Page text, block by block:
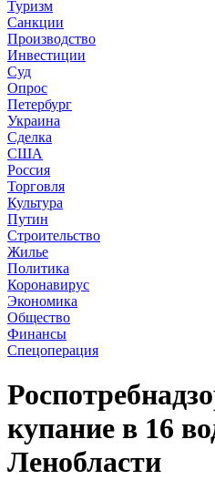
Туризм
Санкции
Производство
Инвестиции
Суд
Опрос
Петербург
Украина
Сделка
США
Россия
Торговля
Культура
Путин
Строительство
Жилье
Политика
Коронавирус
Экономика
Общество
Финансы
Спецоперация
купание в 16
Ленобласти